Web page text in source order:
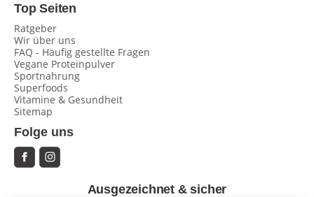
Top Seiten
Ratgeber
Wir über uns
FAQ - Häufig gestellte Fragen
Vegane Proteinpulver
Sportnahrung
Superfoods
Vitamine & Gesundheit
Sitemap
Folge uns
Ausgezeichnet & sicher